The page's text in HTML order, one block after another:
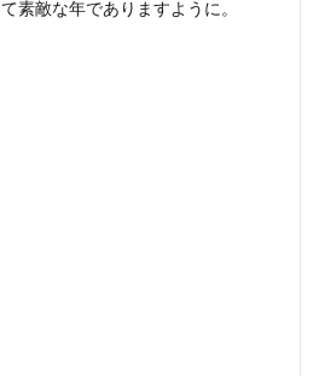
素敵な年でありますように。